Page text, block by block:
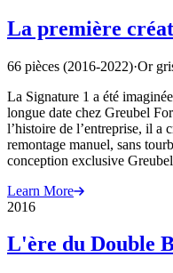
La première
66 pièces (2016-2022)·Or
La Signature 1 a été
longue date chez Greubel
l’histoire de l’entreprise, il a
remontage manuel, sans
conception exclusive
Learn More
2016
L'ère du Double